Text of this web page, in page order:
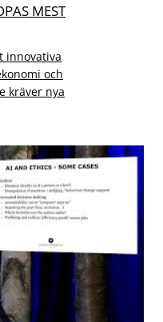
MEST
innovativa
och
kräver nya